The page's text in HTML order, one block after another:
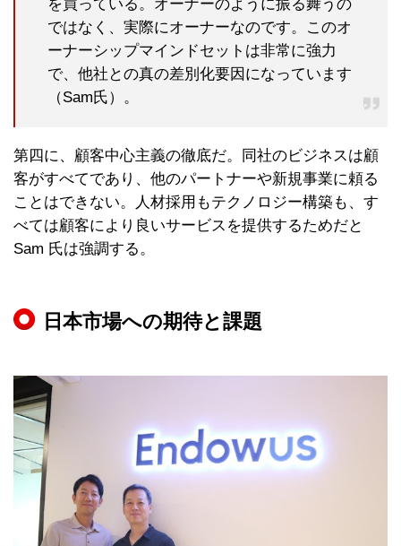
を買っている。オーナーのように振る舞うの
ではなく、実際にオーナーなのです。このオ
ーナーシップマインドセットは非常に強力
で、他社との真の差別化要因になっています
（Sam氏）。
第四に、顧客中心主義の徹底だ。同社のビジネスは顧
客がすべてであり、他のパートナーや新規事業に頼る
ことはできない。人材採用もテクノロジー構築も、す
べては顧客により良いサービスを提供するためだと
Sam 氏は強調する。
日本市場への期待と課題